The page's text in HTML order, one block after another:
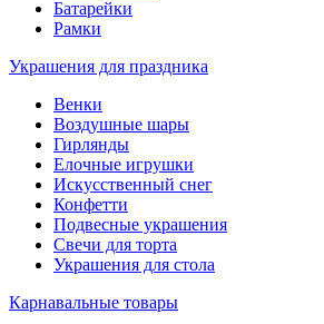
Батарейки
Рамки
Украшения для праздника
Венки
Воздушные шары
Гирлянды
Елочные игрушки
Искусственный снег
Конфетти
Подвесные украшения
Свечи для торта
Украшения для стола
Карнавальные товары